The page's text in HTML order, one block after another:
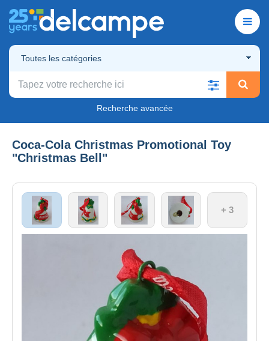
Toutes les catégories
Recherche avancée
Coca-Cola Christmas Promotional Toy
"Christmas Bell"
+ 3